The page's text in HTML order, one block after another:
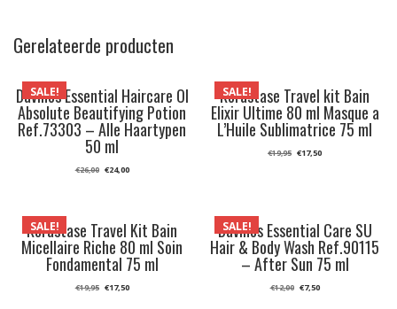
Gerelateerde producten
SALE!
Davines Essential Haircare OI
Absolute Beautifying Potion
Ref.73303 – Alle Haartypen
50 ml
€26,00 Oorspronkelijke
prijs
€24,00Huidige
prijs
SALE!
Kérastase Travel kit Bain
Elixir Ultime 80 ml Masque a
L’Huile Sublimatrice 75 ml
€19,95 Oorspronkelijke
prijs
€17,50Huidige
prijs
SALE!
Kérastase Travel Kit Bain
Micellaire Riche 80 ml Soin
Fondamental 75 ml
€19,95 Oorspronkelijke
prijs
€17,50Huidige
prijs
SALE!
Davines Essential Care SU
Hair & Body Wash Ref.90115
– After Sun 75 ml
€12,00 Oorspronkelijke
prijs
€7,50Huidige
prijs